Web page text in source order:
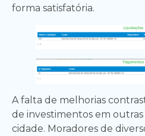
forma satisfatória.
A falta de melhorias
de investimentos em outras
cidade. Moradores de